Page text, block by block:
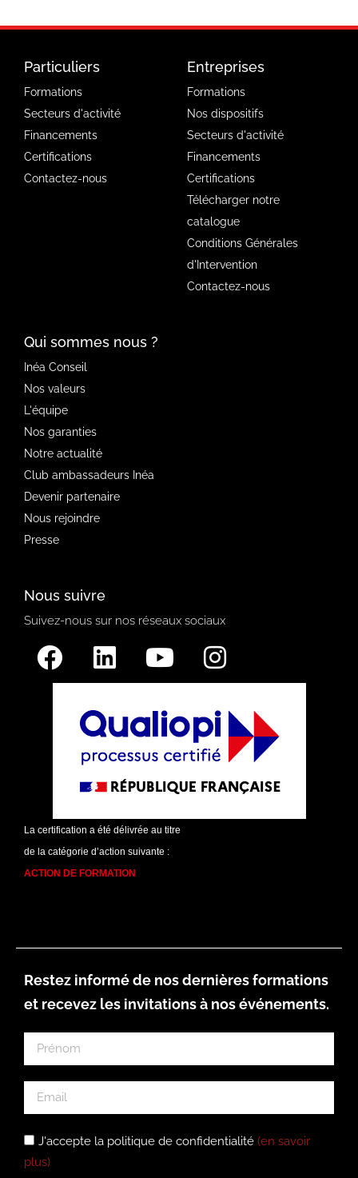
Particuliers
Formations
Secteurs d'activité
Financements
Certifications
Contactez-nous
Entreprises
Formations
Nos dispositifs
Secteurs d'activité
Financements
Certifications
Télécharger notre
catalogue
Conditions Générales
d'Intervention
Contactez-nous
Qui sommes nous ?
Inéa Conseil
Nos valeurs
L'équipe
Nos garanties
Notre actualité
Club ambassadeurs Inéa
Devenir partenaire
Nous rejoindre
Presse
Nous suivre
Suivez-nous sur nos réseaux sociaux
La certification a été délivrée au titre
de la catégorie d’action suivante :
ACTION DE FORMATION
Restez informé de nos dernières formations
et recevez les invitations à nos événements.
J'accepte la politique de confidentialité (en savoir
plus)